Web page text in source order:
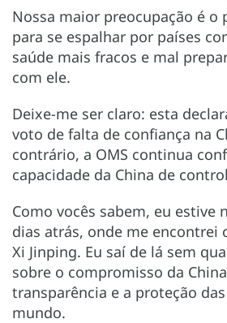
Nossa maior preocupação é o
para se espalhar por países
saúde mais fracos e mal
com ele.
Deixe-me ser claro: esta
voto de falta de confiança na
contrário, a OMS continua
capacidade da China de
Como vocês sabem, eu estive
dias atrás, onde me encontrei
Xi Jinping. Eu saí de lá sem
sobre o compromisso da
transparência e a proteção
mundo.